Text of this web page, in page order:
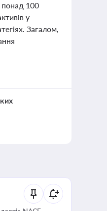
понад 100
у
Загалом,